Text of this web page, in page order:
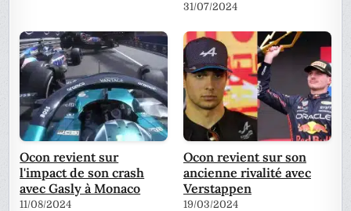
31/07/2024
Ocon revient sur
l'impact de son crash
avec Gasly à Monaco
11/08/2024
Ocon revient sur son
ancienne rivalité avec
Verstappen
19/03/2024